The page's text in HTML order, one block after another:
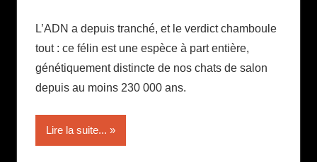
L’ADN a depuis tranché, et le verdict chamboule
tout : ce félin est une espèce à part entière,
génétiquement distincte de nos chats de salon
depuis au moins 230 000 ans.
Lire la suite...